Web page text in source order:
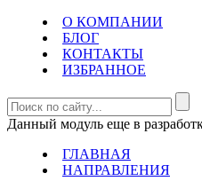
О КОМПАНИИ
БЛОГ
КОНТАКТЫ
ИЗБРАННОЕ
Данный модуль еще в
ГЛАВНАЯ
НАПРАВЛЕНИЯ